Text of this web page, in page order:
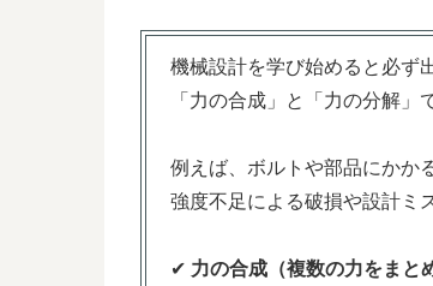
機械設計を学び始めると必ず
「力の合成」と「力の分解」
例えば、ボルトや部品にかか
強度不足による破損や設計ミ
✔ 力の合成（複数の力をまと